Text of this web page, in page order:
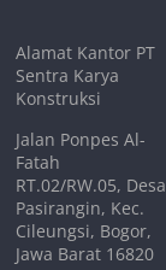
Alamat Kantor PT
Sentra Karya
Konstruksi
Jalan Ponpes Al-
Fatah
RT.02/RW.05, Desa
Pasirangin, Kec.
Cileungsi, Bogor,
Jawa Barat 16820